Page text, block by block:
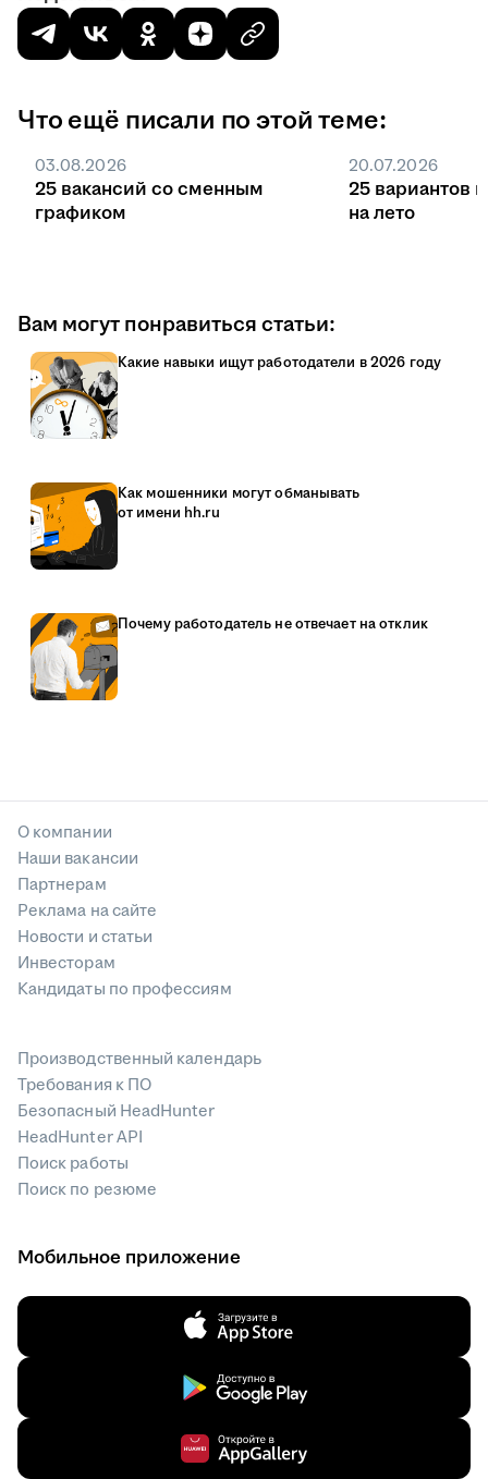
Что ещё писали по этой теме:
03.08.2026
25 вакансий со сменным
графиком
20.07.2026
25 вариантов
на лето
Вам могут понравиться статьи:
Какие навыки ищут работодатели в 2026 году
Как мошенники могут обманывать
от имени hh.ru
Почему работодатель не отвечает на отклик
О компании
Наши вакансии
Партнерам
Реклама на сайте
Новости и статьи
Инвесторам
Кандидаты по профессиям
Производственный календарь
Требования к ПО
Безопасный HeadHunter
HeadHunter API
Поиск работы
Поиск по резюме
Мобильное приложение